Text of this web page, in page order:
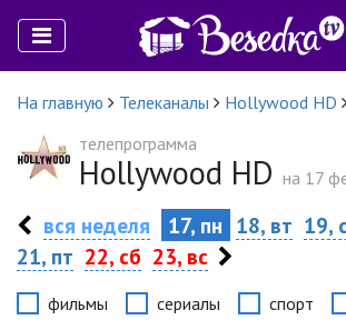
На главную Телеканалы Hollywood HD
телепрограмма
Hollywood HD на 17
вся неделя 17, пн 18, вт 19,
21, пт 22, сб 23, вс
фильмы сериалы спорт